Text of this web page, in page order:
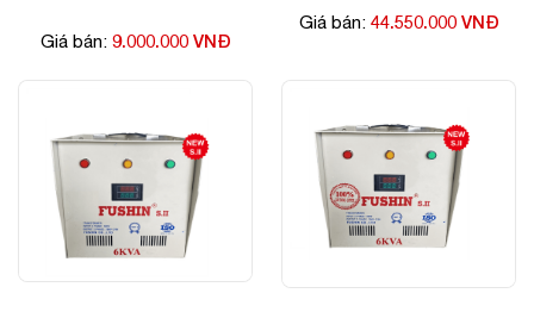
Giá bán: 9.000.000 VNĐ
Nhôm
Giá bán: 44.550.000 VNĐ